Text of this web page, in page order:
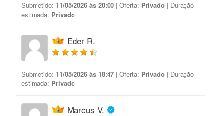
Submetido: 11/05/2026 às 20:00 | Oferta: Privado | Duração
estimada: Privado
Eder R.
Submetido: 11/05/2026 às 18:47 | Oferta: Privado | Duração
estimada: Privado
Marcus V.